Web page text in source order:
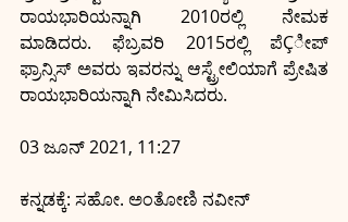
ರಾಯಭಾರಿಯನ್ನಾಗಿ 2010ರಲ್ಲಿ ನೇಮಕ
ಮಾಡಿದರು. ಫೆಬ್ರವರಿ 2015ರಲ್ಲಿ ಪೆÇೀಪ್
ಫ್ರಾನ್ಸಿಸ್ ಅವರು ಇವರನ್ನು ಆಸ್ಟ್ರೇಲಿಯಾಗೆ ಪ್ರೇಷಿತ
ರಾಯಭಾರಿಯನ್ನಾಗಿ ನೇಮಿಸಿದರು.
03 ಜೂನ್ 2021, 11:27
ಕನ್ನಡಕ್ಕೆ: ಸಹೋ. ಅಂತೋಣಿ ನವೀನ್